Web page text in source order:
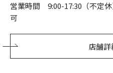
営業時間 9:00-17:30（不定
可
店舗詳